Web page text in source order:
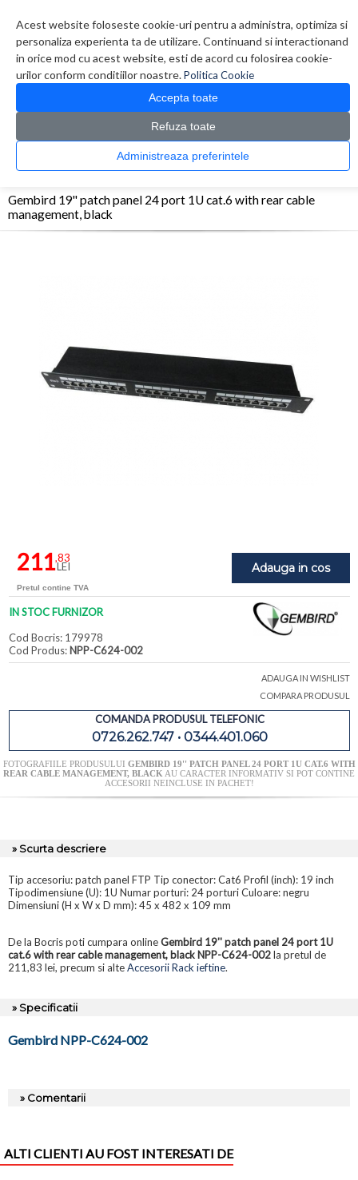
Acest website foloseste cookie-uri pentru a administra, optimiza si
personaliza experienta ta de utilizare. Continuand si interactionand
in orice mod cu acest website, esti de acord cu folosirea cookie-
urilor conform conditiilor noastre.Politica Cookie
Accepta toate
Refuza toate
Administreaza preferintele
0 produs(e)
CATALOG PRODUSE
> Accesorii Rack > Gembird 19'' patch panel 24 port 1U
Gembird 19'' patch panel 24 port 1U cat.6 with rear cable
management, black
Adauga in cos
211,83
LEI
Pretul contine TVA
IN STOC FURNIZOR
Cod Bocris: 179978
Cod Produs: NPP-C624-002
ADAUGA IN WISHLIST
COMPARA PRODUSUL
COMANDA PRODUSUL TELEFONIC
0726.262.747 • 0344.401.060
FOTOGRAFIILE PRODUSULUI GEMBIRD 19'' PATCH PANEL 24 PORT 1U CAT.6 WITH
REAR CABLE MANAGEMENT, BLACK AU CARACTER INFORMATIV SI POT CONTINE
ACCESORII NEINCLUSE IN PACHET!
» Scurta descriere
Tip accesoriu: patch panel FTP Tip conector: Cat6 Profil (inch): 19 inch
Tipodimensiune (U): 1U Numar porturi: 24 porturi Culoare: negru
Dimensiuni (H x W x D mm): 45 x 482 x 109 mm
De la Bocris poti cumpara onlineGembird 19'' patch panel 24 port 1U
cat.6 with rear cable management, black NPP-C624-002la pretul de
211,83 lei, precum si alteAccesorii Rack ieftine.
» Specificatii
Gembird NPP-C624-002
» Comentarii
ALTI CLIENTI AU FOST INTERESATI DE